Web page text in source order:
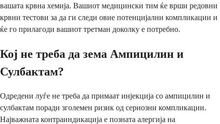
вашата крвна хемија. Вашиот медицински тим ќе врши редовни
крвни тестови за да ги следи овие потенцијални компликации и
ќе го прилагоди вашиот третман доколку е потребно.
Кој не треба да зема Ампицилин и
Сулбактам?
Одредени луѓе не треба да примаат инјекција со ампицилин и
сулбактам поради зголемен ризик од сериозни компликации.
Најважната контраиндикација е позната алергија на